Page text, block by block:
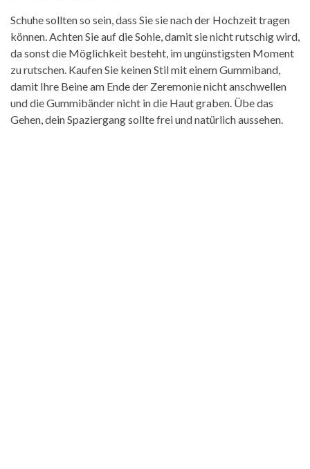
Schuhe sollten so sein, dass Sie sie nach der Hochzeit tragen
können. Achten Sie auf die Sohle, damit sie nicht rutschig wird,
da sonst die Möglichkeit besteht, im ungünstigsten Moment
zu rutschen. Kaufen Sie keinen Stil mit einem Gummiband,
damit Ihre Beine am Ende der Zeremonie nicht anschwellen
und die Gummibänder nicht in die Haut graben. Übe das
Gehen, dein Spaziergang sollte frei und natürlich aussehen.